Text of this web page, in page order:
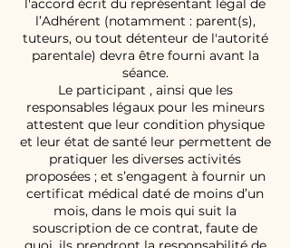
l'accord écrit du représentant légal de
l’Adhérent (notamment : parent(s),
tuteurs, ou tout détenteur de l'autorité
parentale) devra être fourni avant la
séance.
Le participant , ainsi que les
responsables légaux pour les mineurs
attestent que leur condition physique
et leur état de santé leur permettent de
pratiquer les diverses activités
proposées ; et s’engagent à fournir un
certificat médical daté de moins d’un
mois, dans le mois qui suit la
souscription de ce contrat, faute de